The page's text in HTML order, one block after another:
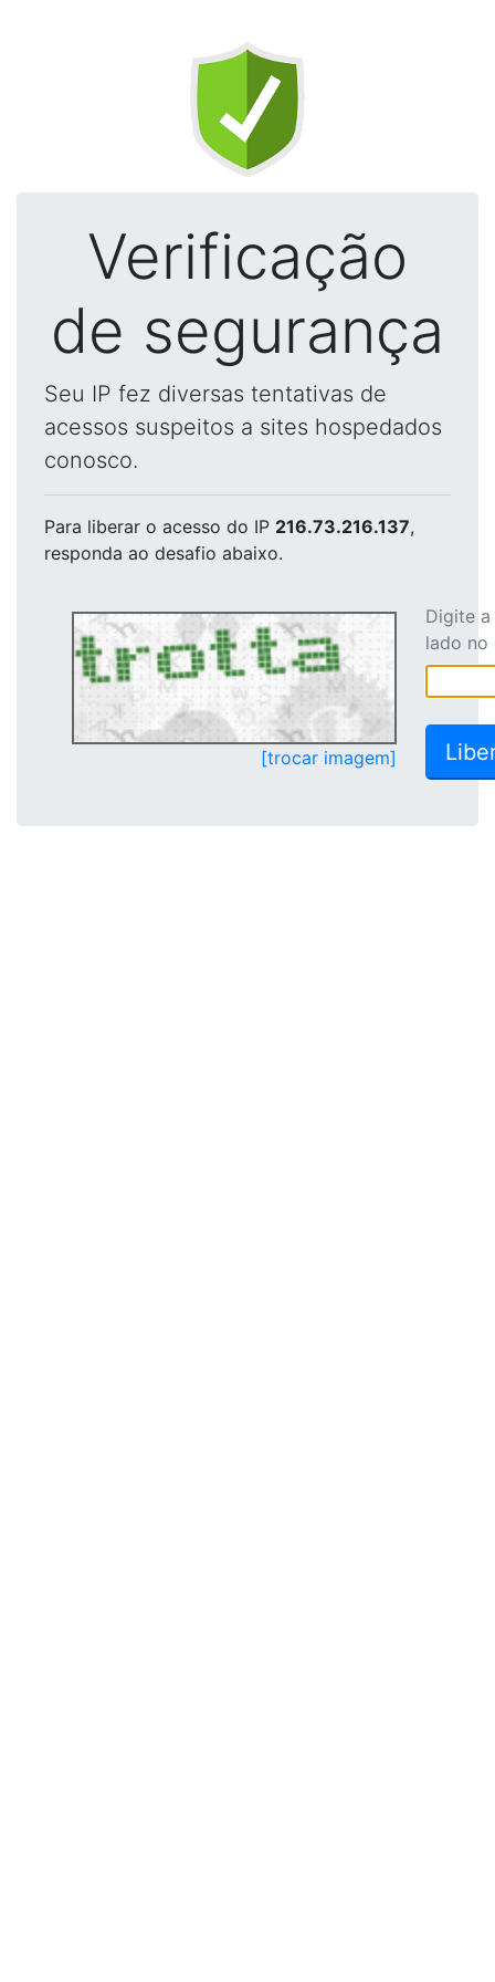
Verificação
de segurança
Seu IP fez diversas tentativas de
acessos suspeitos a sites hospedados
conosco.
Para liberar o acesso do IP 216.73.216.137,
responda ao desafio abaixo.
[trocar imagem]
Digite
lado no